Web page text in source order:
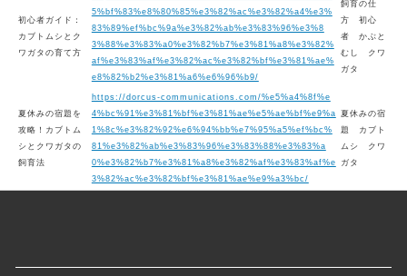
初心者ガイド：
カブトムシとク
ワガタの育て方
5%bf%83%e8%80%85%e3%82%ac%e3%82%a4%e3%
83%89%ef%bc%9a%e3%82%ab%e3%83%96%e3%8
3%88%e3%83%a0%e3%82%b7%e3%81%a8%e3%82%
af%e3%83%af%e3%82%ac%e3%82%bf%e3%81%ae%
e8%82%b2%e3%81%a6%e6%96%b9/
飼育の仕
方 初心
者 かぶと
むし クワ
ガタ
夏休みの宿題を
攻略！カブトム
シとクワガタの
飼育法
https://dorcus-communications.com/%e5%a4%8f%e
4%bc%91%e3%81%bf%e3%81%ae%e5%ae%bf%e9%a
1%8c%e3%82%92%e6%94%bb%e7%95%a5%ef%bc%
81%e3%82%ab%e3%83%96%e3%83%88%e3%83%a
0%e3%82%b7%e3%81%a8%e3%82%af%e3%83%af%e
3%82%ac%e3%82%bf%e3%81%ae%e9%a3%bc/
夏休みの宿
題 カブト
ムシ クワ
ガタ